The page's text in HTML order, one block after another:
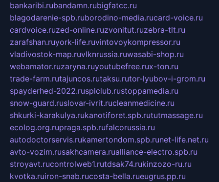
bankaribi.rubandamn.rubigfatcc.ru
blagodarenie-spb.ruborodino-media.rucard-voice.ru
cardvoice.ruzed-online.ruzvonitut.ruzebra-tlt.ru
zarafshan.ruyork-life.ruvintovoykompressor.ru
vladivostok-map.ruvlknrussia.ruwasabi-shop.ru
webamator.ruzaryna.ruyoutubefree.rux-ton.ru
trade-farm.rutajuncos.rutaksu.rutor-lyubov-i-grom.ru
spayderhed-2022.rusplclub.rustoppamedia.ru
snow-guard.ruslovar-ivrit.rucleanmedicine.ru
shkurki-karakulya.rukanotiforet.spb.rututmassage.ru
ecolog.org.rupraga.spb.rufalcorussia.ru
autodoctorservis.rukamertondom.spb.runet-life.net.ru
avto-vozim.rusakhcamera.rualliance-electro.spb.ru
stroyavt.rucontrolweb1.rutdsak74.rukinzozo-ru.ru
kvotka.ruiron-snab.rucosta-bella.rueugrus.pp.ru